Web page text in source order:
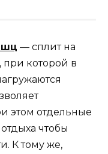
— сплит на
при которой в
этом отдельные
чтобы
К тому же,